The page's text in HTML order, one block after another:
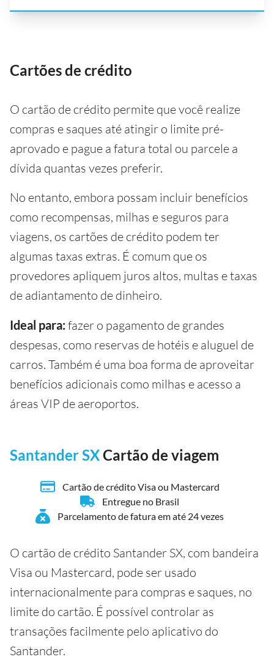
Cartões de crédito
O cartão de crédito permite que você realize
compras e saques até atingir o limite pré-
aprovado e pague a fatura total ou parcele a
dívida quantas vezes preferir.
No entanto, embora possam incluir benefícios
como recompensas, milhas e seguros para
viagens, os cartões de crédito podem ter
algumas taxas extras. É comum que os
provedores apliquem juros altos, multas e taxas
de adiantamento de dinheiro.
Ideal para: fazer o pagamento de grandes
despesas, como reservas de hotéis e aluguel de
carros. Também é uma boa forma de aproveitar
benefícios adicionais como milhas e acesso a
áreas VIP de aeroportos.
Santander SXCartão de viagem
Cartão de crédito Visa ou Mastercard
Entregue no Brasil
Parcelamento de fatura em até 24 vezes
O cartão de crédito Santander SX, com bandeira
Visa ou Mastercard, pode ser usado
internacionalmente para compras e saques, no
limite do cartão. É possível controlar as
transações facilmente pelo aplicativo do
Santander.